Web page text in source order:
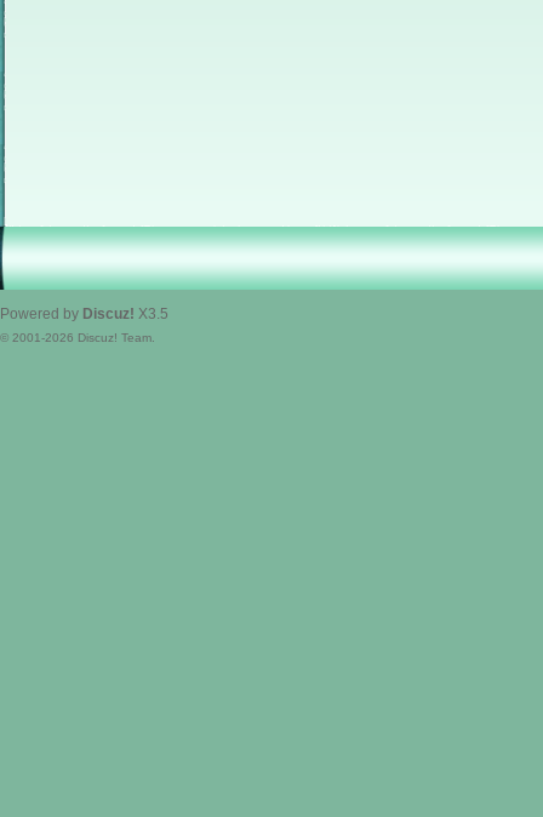
Powered by Discuz! X3.5
© 2001-2026 Discuz! Team